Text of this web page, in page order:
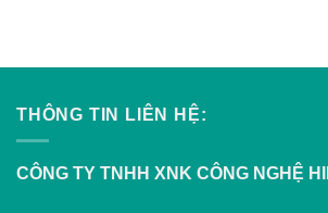
THÔNG TIN LIÊN HỆ:
CÔNG TY TNHH XNK CÔNG NGHỆ